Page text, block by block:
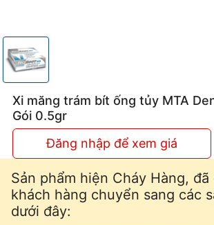
Xi măng trám bít ống tủy MTA
Gói 0.5gr
Đăng nhập để xem giá
Sản phẩm hiện Cháy Hàng, đã
khách hàng chuyển sang các
dưới đây: